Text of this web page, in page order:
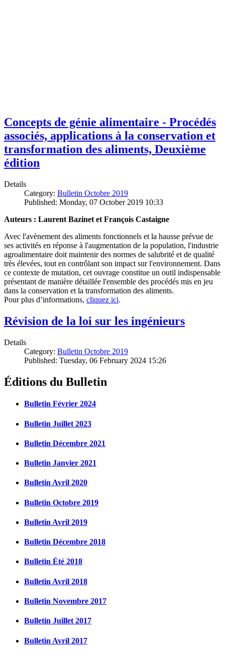
Concepts de génie alimentaire - Procédés
associés, applications à la conservation et
transformation des aliments, Deuxième
édition
Details
Category: Bulletin Octobre 2019
Published: Monday, 07 October 2019 10:33
Auteurs : Laurent Bazinet et François Castaigne
Avec l'avènement des aliments fonctionnels et la hausse prévue de
ses activités en réponse à l'augmentation de la population, l'industrie
agroalimentaire doit maintenir des normes de salubrité et de qualité
très élevées, tout en contrôlant son impact sur l'environnement. Dans
ce contexte de mutation, cet ouvrage constitue un outil indispensable
présentant de manière détaillée l'ensemble des procédés mis en jeu
dans la conservation et la transformation des aliments.
Pour plus d’informations, cliquez ici.
Révision de la loi sur les ingénieurs
Details
Category: Bulletin Octobre 2019
Published: Tuesday, 06 February 2024 15:26
Éditions du Bulletin
Bulletin Février 2024
Bulletin Juillet 2023
Bulletin Décembre 2021
Bulletin Janvier 2021
Bulletin Avril 2020
Bulletin Octobre 2019
Bulletin Avril 2019
Bulletin Décembre 2018
Bulletin Été 2018
Bulletin Avril 2018
Bulletin Novembre 2017
Bulletin Juillet 2017
Bulletin Avril 2017